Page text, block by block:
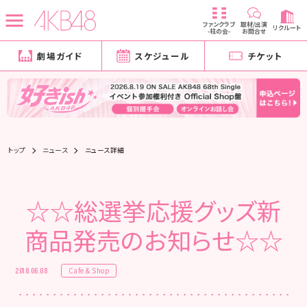
ファンクラブ
-柱の会-
取材/出演
お問合せ リクルート
劇場ガイド スケジュール チケット
トップ ニュース ニュース詳細
☆☆総選挙応援グッズ新
商品発売のお知らせ☆☆
2018.06.08 Cafe & Shop